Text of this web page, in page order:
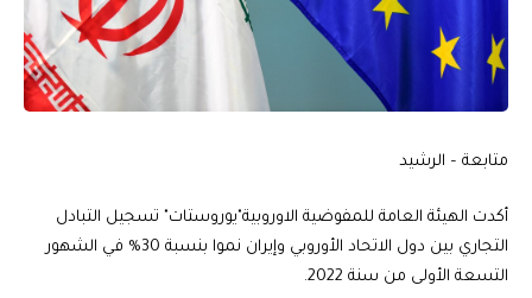
متابعة – الرشيد
أكدت الهيئة العامة للمفوضية الاوروبية"يوروستات" تسجيل التبادل
التجاري بين دول الاتحاد الأوروبي وإيران نموا بنسبة 30% في الشهور
التسعة الأولى من سنة 2022.